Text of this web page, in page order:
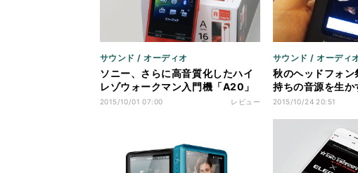
サウンド / オーディオ
ソニー、さらに高音質化したハイ
レゾウォークマン入門機「A20」
- A10ユーザーが聴き比べてみた
2015/10/01 07:00 レビュー
サウンド / オーディ
秋のヘッドフォ
持ちの音源を生
視のハイレゾポー
「SounDroid
2015/10/24 20:51